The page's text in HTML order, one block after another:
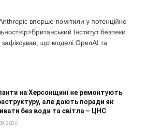
вперше помітили у потенційно
Інститут безпеки
зафіксував, що моделі OpenAI та
на Херсонщині не ремонтують
але дають поради як
без води та світла – ЦНС